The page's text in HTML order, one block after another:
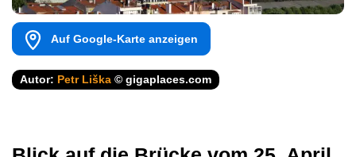
Auf Google-Karte anzeigen
Autor: Petr Liška © gigaplaces.com